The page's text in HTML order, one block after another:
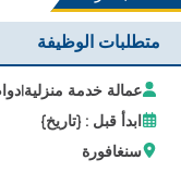
متطلبات الوظيفة
عمالة خدمة منزلية|
ابدأ قبل : {تاريخ}
سنغافورة